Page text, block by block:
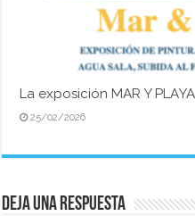
La exposición MAR Y
25/02/2026
Deja una respuesta